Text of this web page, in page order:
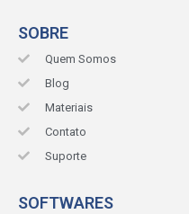
SOBRE
Quem Somos
Blog
Materiais
Contato
Suporte
SOFTWARES